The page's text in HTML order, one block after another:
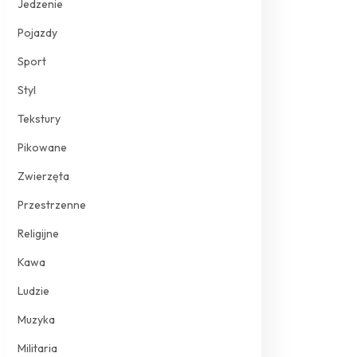
Jedzenie
Pojazdy
Sport
Styl
Tekstury
Pikowane
Zwierzęta
Przestrzenne
Religijne
Kawa
Ludzie
Muzyka
Militaria